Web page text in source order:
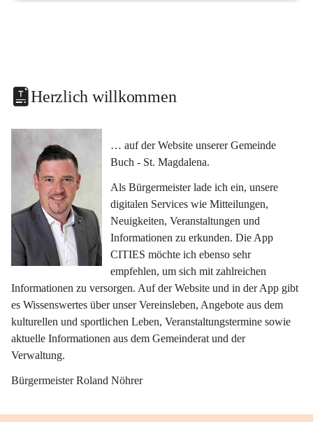
Herzlich willkommen
… auf der Website unserer Gemeinde
Buch - St. Magdalena.
Als Bürgermeister lade ich ein, unsere
digitalen Services wie Mitteilungen,
Neuigkeiten, Veranstaltungen und
Informationen zu erkunden. Die App
CITIES möchte ich ebenso sehr
empfehlen, um sich mit zahlreichen
Informationen zu versorgen. Auf der Website und in der App gibt
es Wissenswertes über unser Vereinsleben, Angebote aus dem
kulturellen und sportlichen Leben, Veranstaltungstermine sowie
aktuelle Informationen aus dem Gemeinderat und der
Verwaltung.
Bürgermeister Roland Nöhrer